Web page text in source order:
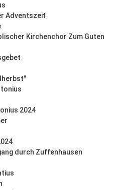
Adventszeit
Kirchenchor Zum Guten
2024
durch Zuffenhausen